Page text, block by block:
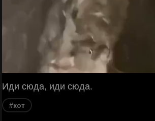
Иди сюда, иди сюда.
#кот